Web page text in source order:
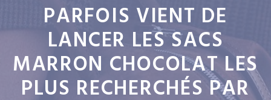
PARFOIS VIENT DE
LANCER LES SACS
MARRON CHOCOLAT LES
PLUS RECHERCHÉS PAR